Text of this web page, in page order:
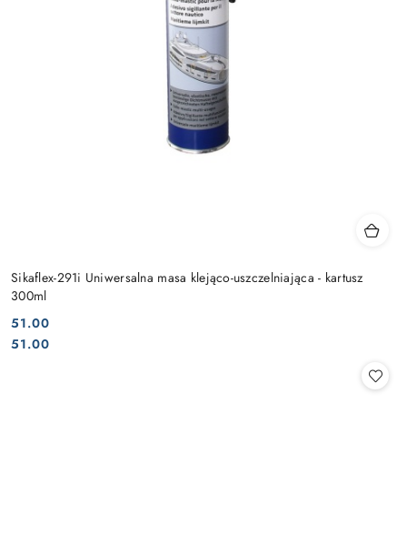
Sikaflex-291i Uniwersalna masa klejąco-uszczelniająca - kartusz
300ml
Cena:
51.00
Cena:
51.00